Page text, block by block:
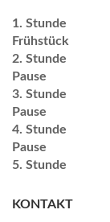
1. Stunde
Frühstück
2. Stunde
Pause
3. Stunde
Pause
4. Stunde
Pause
5. Stunde
KONTAKT